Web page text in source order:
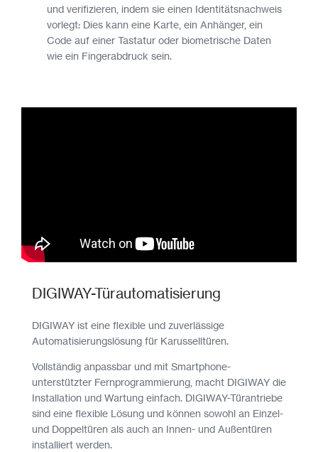
und verifizieren, indem sie einen Identitätsnachweis
vorlegt: Dies kann eine Karte, ein Anhänger, ein
Code auf einer Tastatur oder biometrische Daten
wie ein Fingerabdruck sein.
DIGIWAY-Türautomatisierung
DIGIWAY ist eine flexible und zuverlässige
Automatisierungslösung für Karusselltüren.
Vollständig anpassbar und mit Smartphone-
unterstützter Fernprogrammierung, macht DIGIWAY die
Installation und Wartung einfach. DIGIWAY-Türantriebe
sind eine flexible Lösung und können sowohl an Einzel-
und Doppeltüren als auch an Innen- und Außentüren
installiert werden.